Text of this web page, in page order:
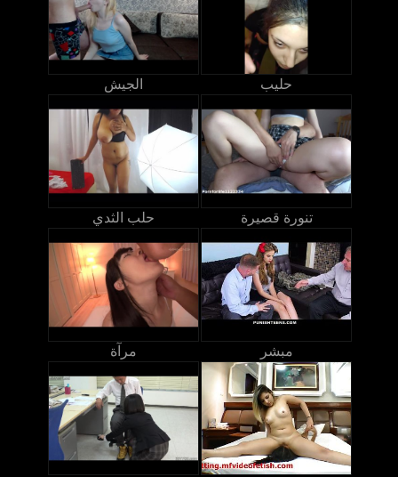
الجيش حليب
حلب الثدي تنورة قصيرة
مرآة مبشر